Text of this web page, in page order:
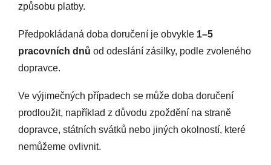
způsobu platby.
Předpokládaná doba doručení je obvykle 1–5
pracovních dnů od odeslání zásilky, podle zvoleného
dopravce.
Ve výjimečných případech se může doba doručení
prodloužit, například z důvodu zpoždění na straně
dopravce, státních svátků nebo jiných okolností, které
nemůžeme ovlivnit.